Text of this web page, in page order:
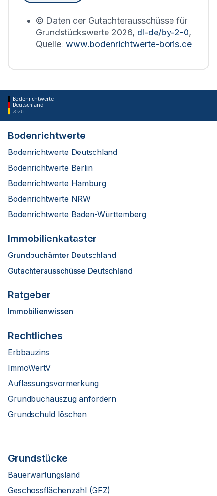
© Daten der Gutachterausschüsse für
Grundstückswerte 2026, dl-de/by-2-0,
Quelle: www.bodenrichtwerte-boris.de
Bodenrichtwerte
Deutschland
2026
Bodenrichtwerte
Bodenrichtwerte Deutschland
Bodenrichtwerte Berlin
Bodenrichtwerte Hamburg
Bodenrichtwerte NRW
Bodenrichtwerte Baden-Württemberg
Immobilienkataster
Grundbuchämter Deutschland
Gutachterausschüsse Deutschland
Ratgeber
Immobilienwissen
Rechtliches
Erbbauzins
ImmoWertV
Auflassungsvormerkung
Grundbuchauszug anfordern
Grundschuld löschen
Grundstücke
Bauerwartungsland
Geschossflächenzahl (GFZ)